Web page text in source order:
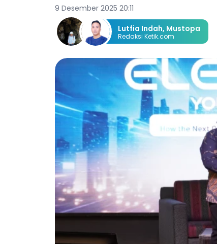
9 Desember 2025 20:11
Lutfia Indah, Mustopa
Redaksi Ketik.com